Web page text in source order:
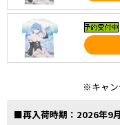
※キャン
■再入荷時期：2026年9